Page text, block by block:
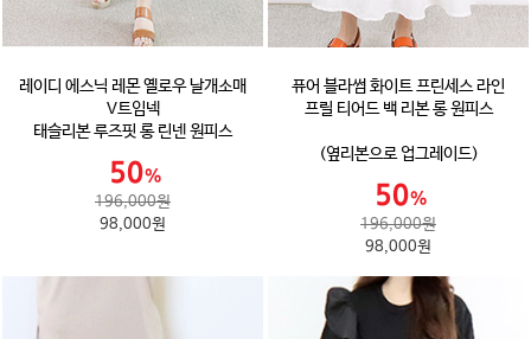
레이디 에스닉 레몬 옐로우 날개소매
V트임넥
태슬리본 루즈핏 롱 린넨 원피스
196,000원
98,000원
퓨어 블라썸 화이트 프린세스 라인
프릴 티어드 백 리본 롱 원피스
(옆리본으로 업그레이드)
196,000원
98,000원